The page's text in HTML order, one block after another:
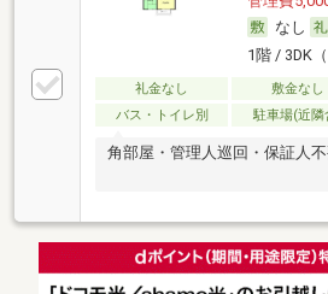
なし
1階 / 3DK
礼金なし 敷金なし
バス・トイレ別
駐車場(近隣
角部屋・管理人巡回・保証人